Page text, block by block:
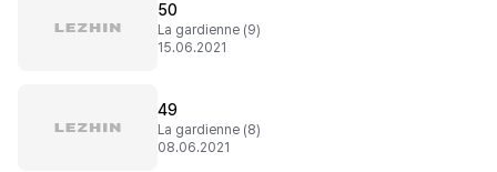
50
La gardienne (9)
15.06.2021
49
La gardienne (8)
08.06.2021